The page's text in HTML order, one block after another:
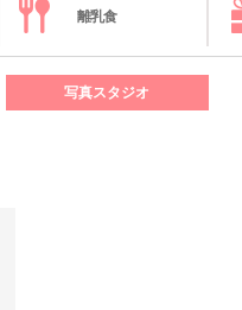
離乳食
写真スタジオ